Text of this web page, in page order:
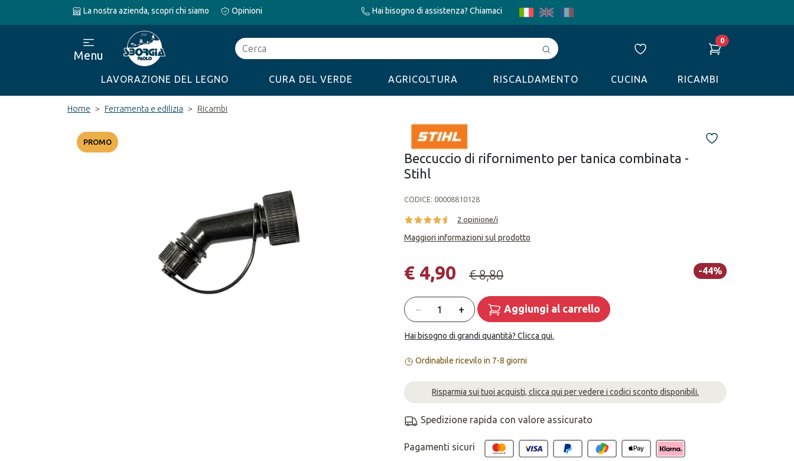
La nostra azienda, scopri chi siamo Opinioni Hai bisogno di assistenza? Chiamaci
Cerca
Avvia
ricerca
0
Menu
LAVORAZIONE DEL LEGNO CURA DEL VERDE AGRICOLTURA RISCALDAMENTO CUCINA RICAMBI
Home Ferramenta e edilizia Ricambi
PROMO
Beccuccio di rifornimento per tanica combinata -
Stihl
CODICE: 00008810128
2 opinione/i
Maggiori informazioni sul prodotto
-44%
€ 4,90 € 8,80
Quantità
− + Aggiungi al carrello
Hai bisogno di grandi quantità? Clicca qui.
Ordinabile ricevilo in 7-8 giorni
Risparmia sui tuoi acquisti, clicca qui per vedere i codici sconto disponibili.
Spedizione rapida con valore assicurato
Pagamenti sicuri